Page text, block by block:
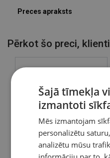
Marķējums:
Standarts:
Piezīme:
Uzmanību:
Pērkot šo preci,
Satvērēju rezerves daļas
Šajā tīmekļa
izmantoti
Mēs izmantojam
personalizētu
analizētu mūsu